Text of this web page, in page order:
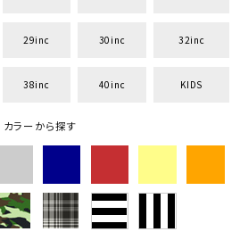
円 ～
29inc 30inc 32inc
38inc 40inc KIDS
カラーから探す